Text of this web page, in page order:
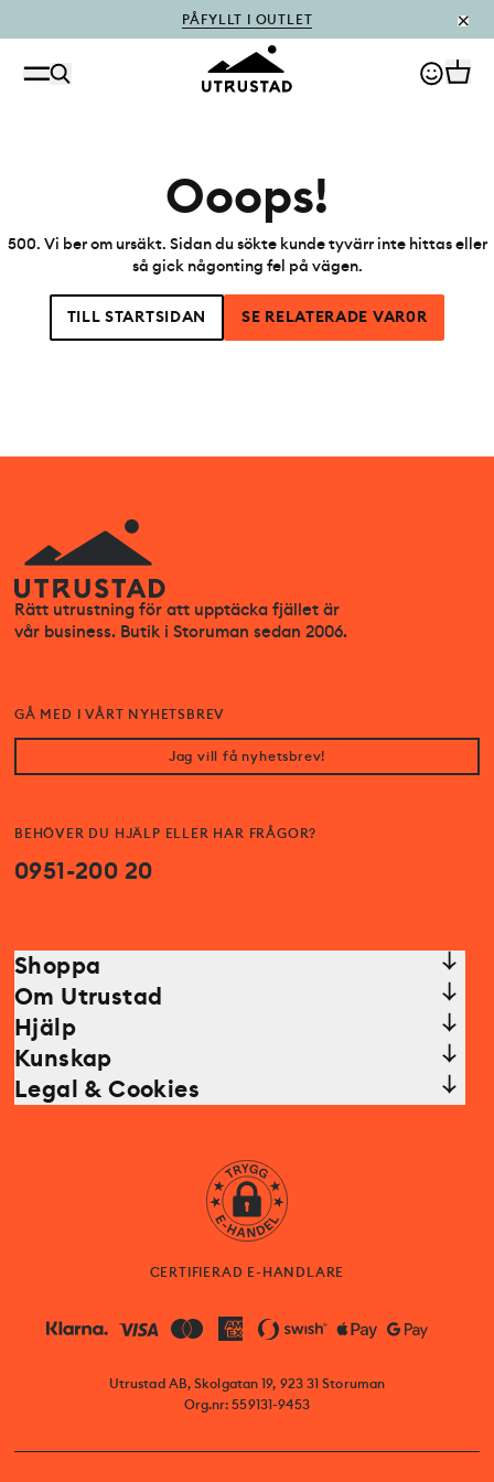
PÅFYLLT I OUTLET
Ooops!
500. Vi ber om ursäkt. Sidan du sökte kunde tyvärr inte hittas eller
så gick någonting fel på vägen.
TILL STARTSIDAN SE RELATERADE VAR0R
Rätt utrustning för att upptäcka fjället är
vår business. Butik i Storuman sedan 2006.
BEHÖVER DU HJÄLP ELLER HAR FRÅGOR?
0951-200 20
GÅ MED I VÅRT NYHETSBREV
Jag vill få nyhetsbrev!
Shoppa
Om Utrustad
Hjälp
Kunskap
Legal & Cookies
CERTIFIERAD E-HANDLARE
Utrustad AB, Skolgatan 19, 923 31 Storuman
Org.nr: 559131-9453